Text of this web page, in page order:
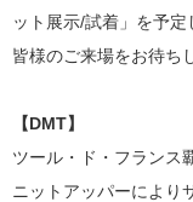
ット展示/試着」を予定
皆様のご来場をお待ち
【DMT】
ツール・ド・フランス
ニットアッパーにより